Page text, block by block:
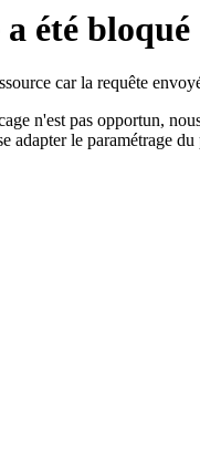
a été bloqué
car la requête
n'est pas opportun,
adapter le paramétrage du